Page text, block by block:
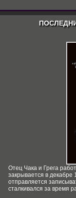
Отец Чака и Грега
закрывается в
отправляется
сталкивался за время